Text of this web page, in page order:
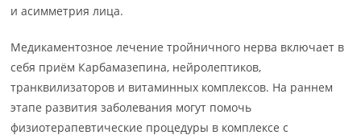
и асимметрия лица.
Медикаментозное лечение тройничного нерва включает в
себя приём Карбамазепина, нейролептиков,
транквилизаторов и витаминных комплексов. На раннем
этапе развития заболевания могут помочь
физиотерапевтические процедуры в комплексе с